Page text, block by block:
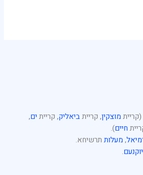
(קרייתמוצקין, קרייתביאליק, קרייתים,
חיים).
,מעלות תרשיחא.
יוקנעם.